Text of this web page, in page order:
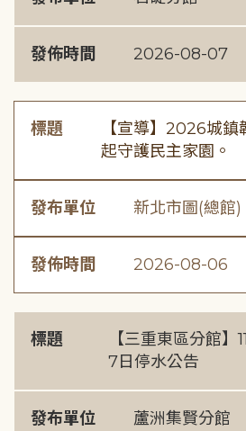
發佈時間 2026-08-07
標題
【宣導】2026城
起守護民主家園。
發布單位 新北市圖(總館)
發佈時間 2026-08-06
標題
【三重東區分館】
7日停水公告
發布單位 蘆洲集賢分館